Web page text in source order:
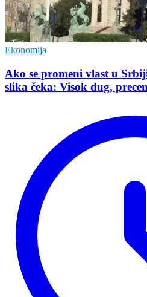
Ekonomija
Ako se promeni vlast u
slika čeka: Visok dug,